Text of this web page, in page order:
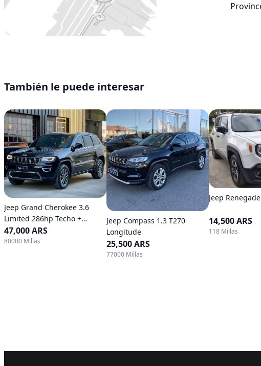
También le puede interesar
Jeep Grand Cherokee 3.6
Limited 286hp Techo +
Llantas 18
47,000 ARS
80000 Millas
Jeep Compass 1.3 T270
Longitude
25,500 ARS
77000 Millas
Jeep
14,500 ARS
118 Millas